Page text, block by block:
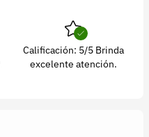
Calificación: 5/5 Brinda
excelente atención.